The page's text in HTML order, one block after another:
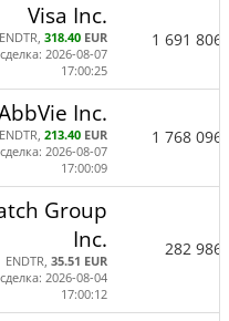
Visa Inc.
ENDTR, 318.40 EUR
2026-08-07
17:00:25
1 691 806
Inc.
ENDTR, 213.40 EUR
2026-08-07
17:00:09
1 768 096
Group
Inc.
ENDTR, 35.51 EUR
2026-08-04
17:00:12
282 986